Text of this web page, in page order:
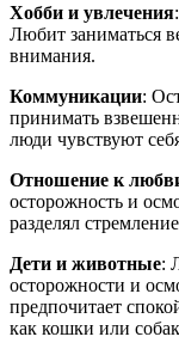
Хобби и увлечения
Любит заниматься
внимания.
Коммуникации:
принимать
люди чувствуют
Отношение к
осторожность и
разделял
Дети и животные:
осторожности и
предпочитает
как кошки или